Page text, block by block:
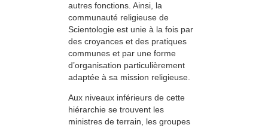
autres fonctions. Ainsi, la
communauté religieuse de
Scientologie est unie à la fois par
des croyances et des pratiques
communes et par une forme
d’organisation particulièrement
adaptée à sa mission religieuse.
Aux niveaux inférieurs de cette
hiérarchie se trouvent les
ministres de terrain, les groupes